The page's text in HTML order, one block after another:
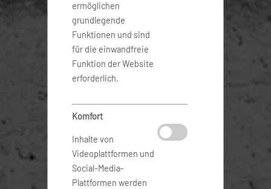
ermöglichen
grundlegende
Funktionen und sind
für die einwandfreie
Funktion der Website
erforderlich.
Komfort
Inhalte von
Videoplattformen und
Social-Media-
Plattformen werden